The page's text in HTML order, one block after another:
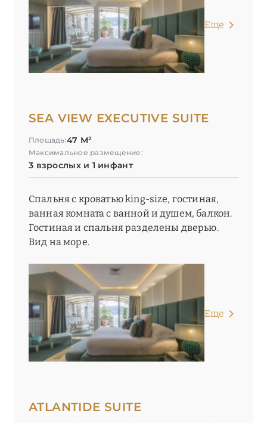
Еще
SEA VIEW EXECUTIVE SUITE
Площадь:47 М²
Максимальное размещение:
3 взрослых и 1 инфант
Спальня с кроватью king-size, гостиная,
ванная комната с ванной и душем, балкон.
Гостиная и спальня разделены дверью.
Вид на море.
Еще
ATLANTIDE SUITE